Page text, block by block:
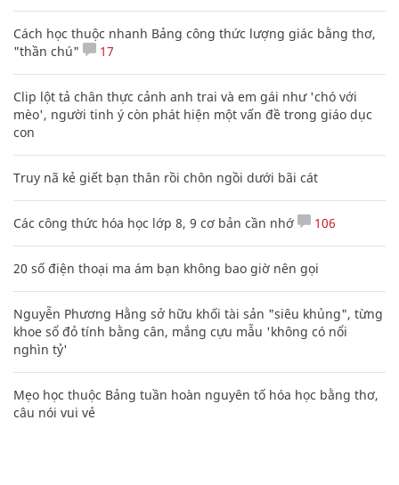
Cách học thuộc nhanh Bảng công thức lượng giác bằng thơ,
"thần chú"
17
Clip lột tả chân thực cảnh anh trai và em gái như 'chó với
mèo', người tinh ý còn phát hiện một vấn đề trong giáo dục
con
Truy nã kẻ giết bạn thân rồi chôn ngồi dưới bãi cát
Các công thức hóa học lớp 8, 9 cơ bản cần nhớ 106
20 số điện thoại ma ám bạn không bao giờ nên gọi
Nguyễn Phương Hằng sở hữu khối tài sản "siêu khủng", từng
khoe sổ đỏ tính bằng cân, mắng cựu mẫu 'không có nổi
nghìn tỷ'
Mẹo học thuộc Bảng tuần hoàn nguyên tố hóa học bằng thơ,
câu nói vui vẻ